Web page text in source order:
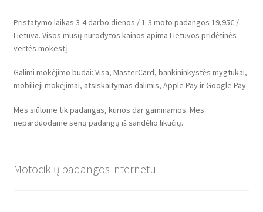
Pristatymo laikas 3-4 darbo dienos / 1-3 moto padangos 19,95€ /
Lietuva. Visos mūsų nurodytos kainos apima Lietuvos pridėtinės
vertės mokestį.
Galimi mokėjimo būdai: Visa, MasterCard, bankininkystės mygtukai,
mobilieji mokėjimai, atsiskaitymas dalimis, Apple Pay ir Google Pay.
Mes siūlome tik padangas, kurios dar gaminamos. Mes
neparduodame senų padangų iš sandėlio likučių.
Motociklų padangos internetu